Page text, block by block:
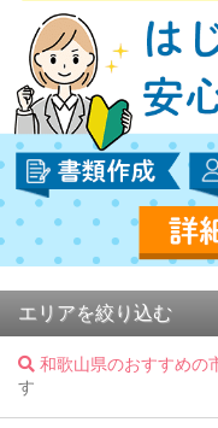
エリアを絞り込む
和歌山県のおすすめの
す